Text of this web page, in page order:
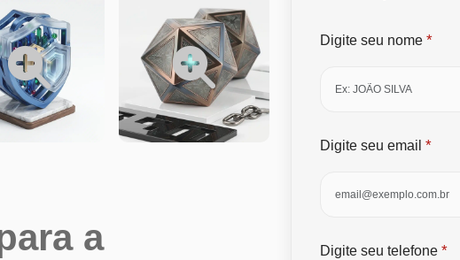
a
Digite seu nome *
Digite seu email *
Digite seu telefone *